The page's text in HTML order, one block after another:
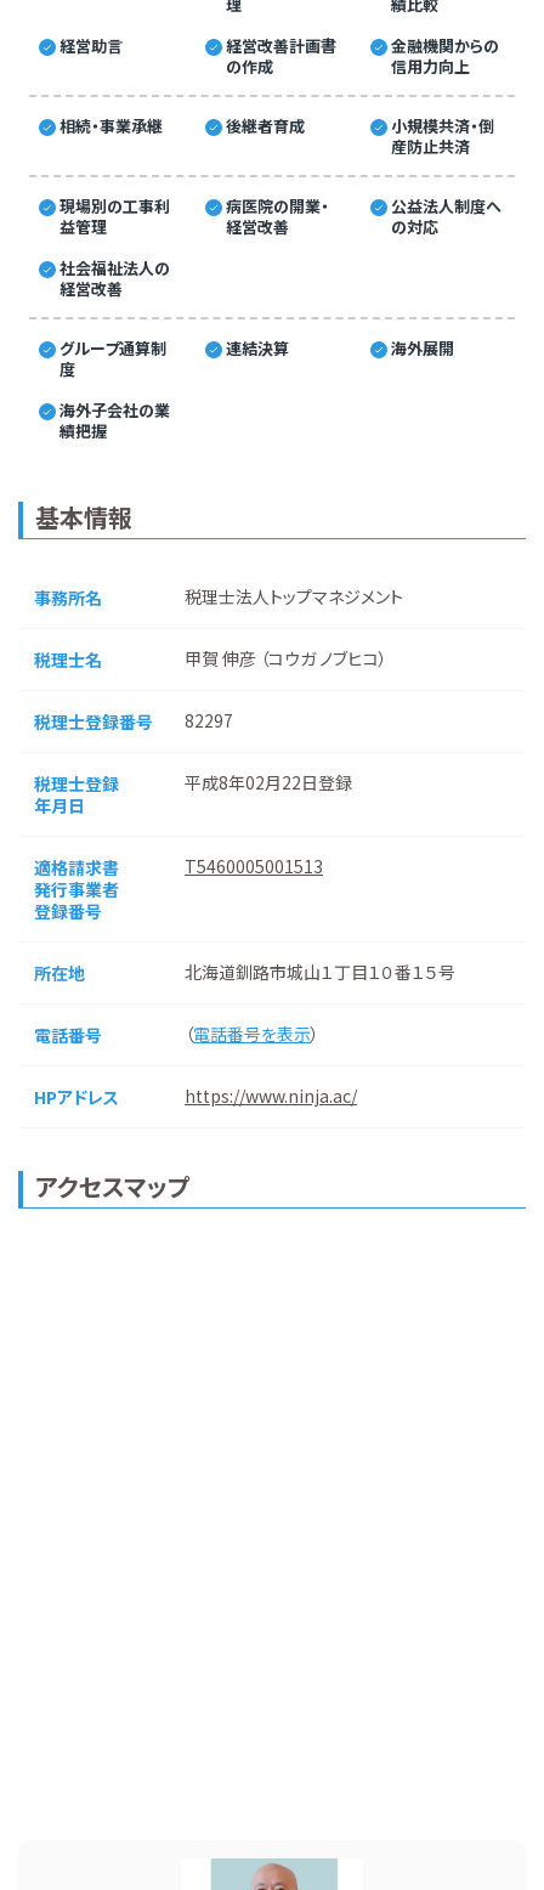
経営助言
経営改善計画書
の作成
金融機関からの
信用力向上
相続・事業承継 後継者育成
小規模共済・倒
産防止共済
現場別の工事利
益管理
病医院の開業・
経営改善
公益法人制度へ
の対応
社会福祉法人の
経営改善
グループ通算制
度
連結決算 海外展開
海外子会社の業
績把握
基本情報
事務所名 税理士法人トップマネジメント
税理士名 甲賀 伸彦 （コウガ ノブヒコ）
税理士登録番号 82297
税理士登録
年月日
平成8年02月22日登録
適格請求書
発行事業者
登録番号
T5460005001513
所在地 北海道釧路市城山１丁目１０番１５号
電話番号 （電話番号を表示）
HPアドレス https://www.ninja.ac/
アクセスマップ